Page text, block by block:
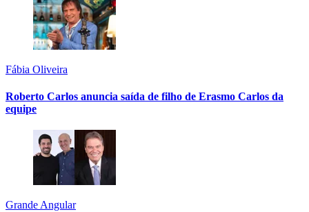
Fábia Oliveira
Roberto Carlos anuncia saída de filho de Erasmo Carlos da
equipe
Grande Angular